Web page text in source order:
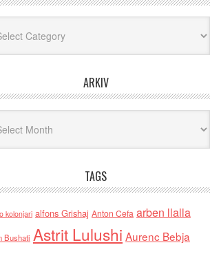
ARKIV
TAGS
kolonjari alfons Grishaj Anton Cefa arben llalla
Bushati Astrit Lulushi Aurenc Bebja